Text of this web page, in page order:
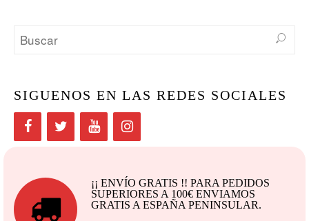
SIGUENOS EN LAS REDES SOCIALES
¡¡ ENVÍO GRATIS !! PARA PEDIDOS
SUPERIORES A 100€ ENVIAMOS
GRATIS A ESPAÑA PENINSULAR.